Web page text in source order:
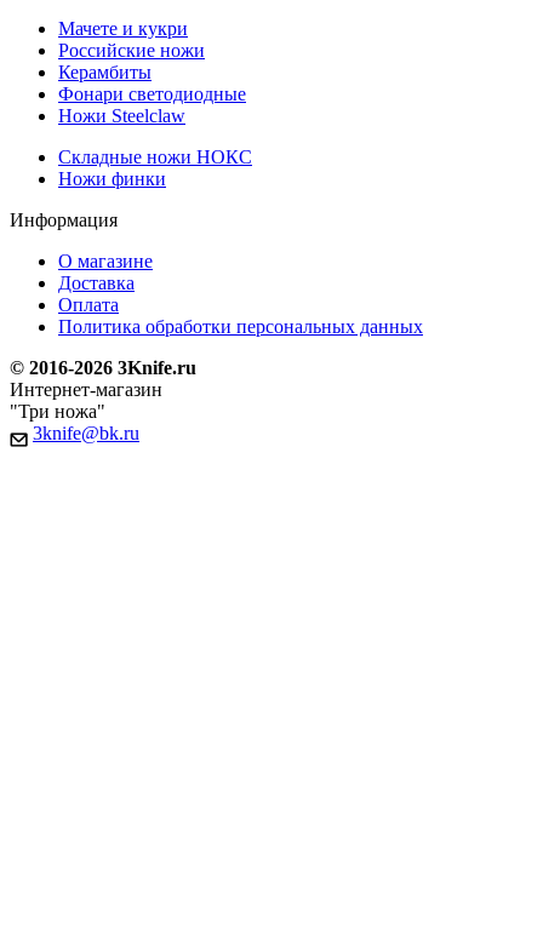
Мачете и кукри
Российские ножи
Керамбиты
Фонари светодиодные
Ножи Steelclaw
Складные ножи НОКС
Ножи финки
Информация
О магазине
Доставка
Оплата
Политика обработки персональных данных
© 2016-2026 3Knife.ru
Интернет-магазин
"Три ножа"
3knife@bk.ru